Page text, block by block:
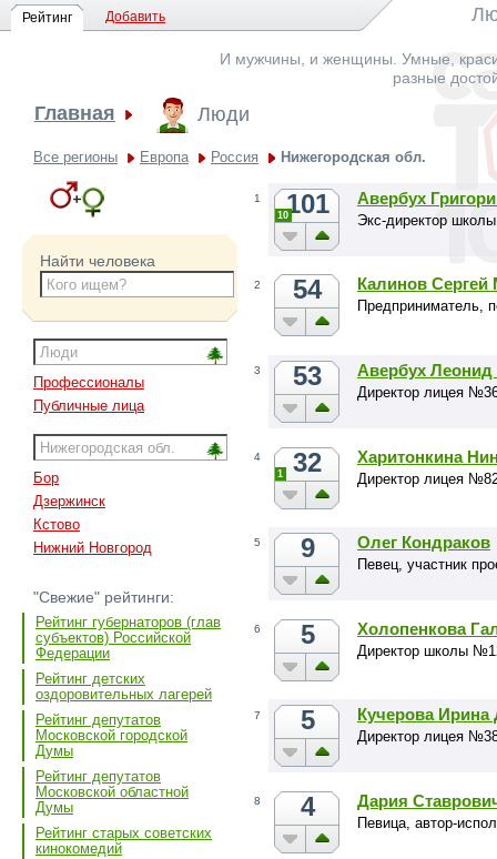
Рейтинг Добавить
И мужчины, и женщины. Умные,
разные
Главная Люди
Все регионы Европа Россия Нижегородская обл.
Найти человека
Профессионалы
Публичные лица
Бор
Дзержинск
Кстово
Нижний Новгород
"Свежие" рейтинги:
Рейтинг губернаторов (глав
субъектов) Российской
Федерации
Рейтинг детских
оздоровительных лагерей
Рейтинг депутатов
Московской городской
Думы
Рейтинг депутатов
Московской областной
Думы
Рейтинг старых советских
кинокомедий
1 101
10
Авербух
Экс-директор
2 54 Калинов
Предприниматель,
3 53 Авербух
Директор лицея
4 32
1
Харитонкина
Директор лицея
5 9 Олег Кондраков
Певец, участник
6 5 Холопенкова
Директор школы
7 5 Кучерова Ирина
Директор лицея
8 4 Дария
Певица, автор-